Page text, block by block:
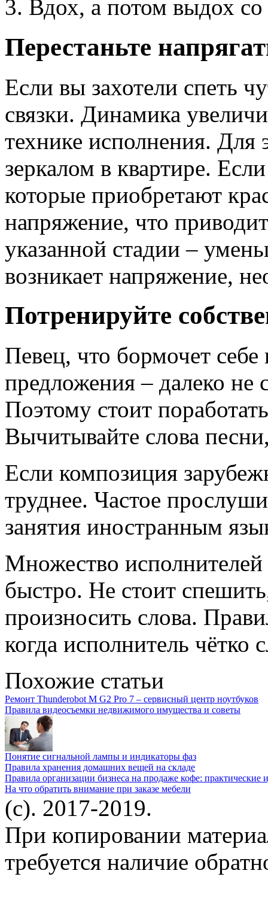
Вдох, а потом выдох
Перестаньте
Если вы захотели спеть
связки. Динамика
технике исполнения. Для
зеркалом в квартире.
которые приобретают
напряжение, что
указанной стадии –
возникает напряжение,
Потренируйте
Певец, что бормочет
предложения – далеко не
Поэтому стоит
Вычитывайте слова
Если композиция
труднее. Частое
занятия иностранным
Множество исполнителей
быстро. Не стоит
произносить слова.
когда исполнитель
Похожие статьи
Ремонт Thunderobot M G2 Pro 7 – сервисный центр ноутбуков
Правила видеосъемки недвижимого имущества и советы
Понятие сигнальной лампы и индикаторы фаз
Правила хранения домашних вещей на складе
Правила организации бизнеса на продаже кофе: практические
На что обратить внимание при заказе мебели
(c). 2017-2019.
При копировании
требуется наличие